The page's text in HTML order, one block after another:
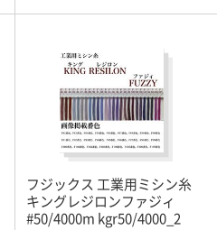
フジックス 工業用ミシン糸
キングレジロンファジィ
#50/4000m kgr50/4000_2